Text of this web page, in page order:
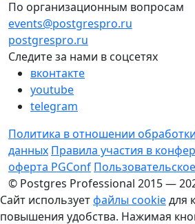
По организационным вопросам
events@postgrespro.ru
postgrespro.ru
Следите за нами в соцсетях
вконтакте
youtube
telegram
Политика в отношении
данных Правила участия в
оферта PGConf
© Postgres Professional 2015 —
Сайт используетфайлы cookieдля
повышения удобства. Нажимая